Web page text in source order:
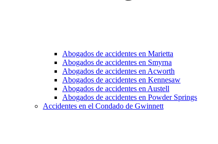
Abogados de accidentes en Marietta
Abogados de accidentes en Smyrna
Abogados de accidentes en Acworth
Abogados de accidentes en Kennesaw
Abogados de accidentes en Austell
Abogados de accidentes en Powder Springs
Accidentes en el Condado de Gwinnett